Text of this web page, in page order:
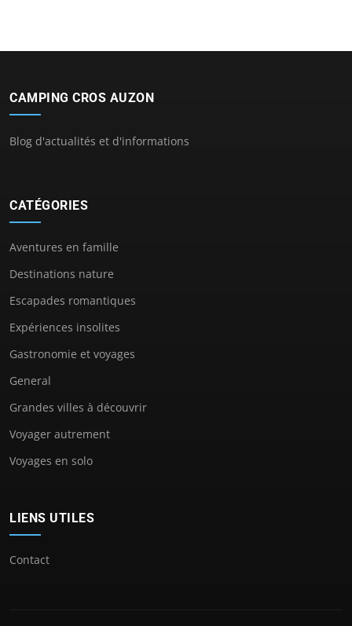
CAMPING CROS AUZON
Blog d'actualités et d'informations
CATÉGORIES
Aventures en famille
Destinations nature
Escapades romantiques
Expériences insolites
Gastronomie et voyages
General
Grandes villes à découvrir
Voyager autrement
Voyages en solo
LIENS UTILES
Contact